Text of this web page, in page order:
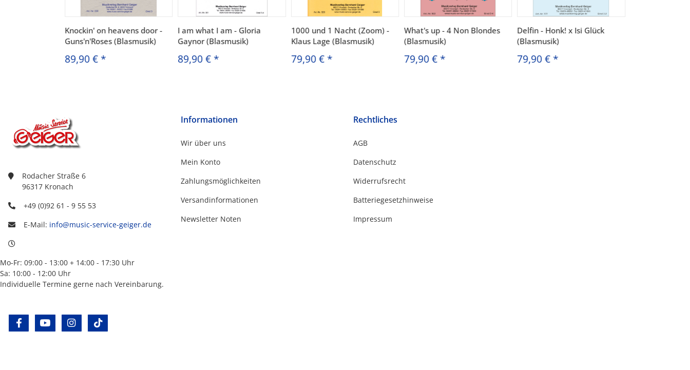
Knockin' on heavens door -
Guns'n'Roses (Blasmusik)
89,90 € *
I am what I am - Gloria
Gaynor (Blasmusik)
89,90 € *
1000 und 1 Nacht (Zoom) -
Klaus Lage (Blasmusik)
79,90 € *
What's up - 4 Non Blondes
(Blasmusik)
79,90 € *
Delfin - Honk! x Isi Glück
(Blasmusik)
79,90 € *
Rodacher Straße 6
96317 Kronach
+49 (0)92 61 - 9 55 53
E-Mail: info@music-service-geiger.de
Mo-Fr: 09:00 - 13:00 + 14:00 - 17:30 Uhr
Sa: 10:00 - 12:00 Uhr
Individuelle Termine gerne nach Vereinbarung.
facebookyoutube instagram
Informationen
Wir über uns
Mein Konto
Zahlungsmöglichkeiten
Versandinformationen
Newsletter Noten
Rechtliches
AGB
Datenschutz
Widerrufsrecht
Batteriegesetzhinweise
Impressum